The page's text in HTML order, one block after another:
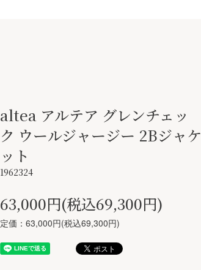
altea アルテア グレンチェッ
ク ウールジャージー 2Bジャケ
ット
1962324
63,000円(税込69,300円)
定価：63,000円(税込69,300円)